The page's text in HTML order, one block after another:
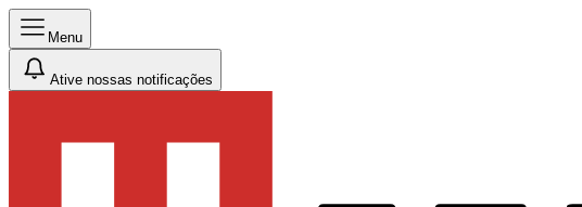
Menu
Ative nossas notificações